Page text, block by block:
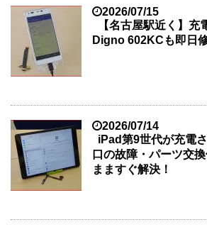
2026/07/15
【名古屋駅近く】充
Digno 602KCも即日
2026/07/14
iPad第9世代が充電
口の故障・パーツ交
まますぐ解決！